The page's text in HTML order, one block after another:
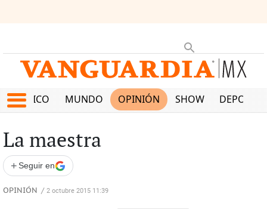
MÉXICO MUNDO OPINIÓN SHOW
La maestra
+ Seguir en
OPINIÓN / 2 octubre 2015 11:39